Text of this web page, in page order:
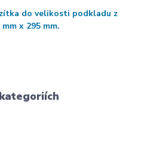
do velikosti podkladu z
x 295 mm.